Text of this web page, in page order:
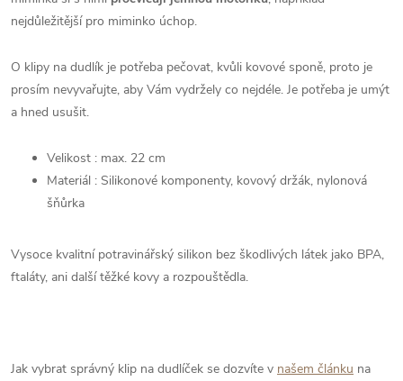
nejdůležitější pro miminko úchop.
O klipy na dudlík je potřeba pečovat, kvůli kovové sponě, proto je
prosím nevyvařujte, aby Vám vydržely co nejdéle. Je potřeba je umýt
a hned usušit.
Velikost : max. 22 cm
Materiál : Silikonové komponenty, kovový držák, nylonová
šňůrka
Vysoce kvalitní potravinářský silikon bez škodlivých látek jako BPA,
ftaláty, ani další těžké kovy a rozpouštědla.
Jak vybrat správný klip na dudlíček se dozvíte v našem článku na